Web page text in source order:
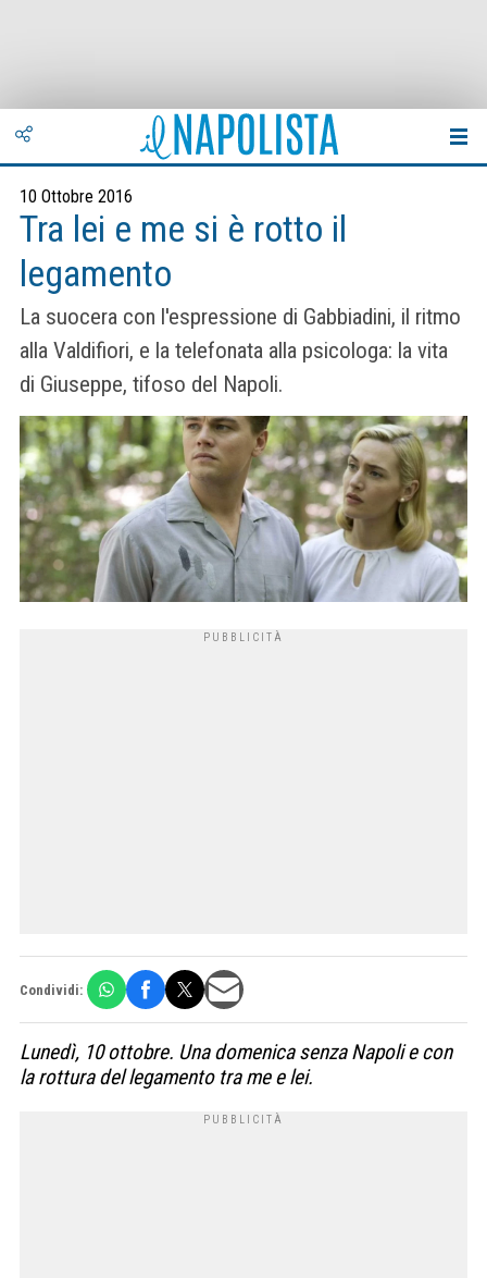
10 Ottobre 2016
Tra lei e me si è rotto il
legamento
La suocera con l'espressione di Gabbiadini, il ritmo
alla Valdifiori, e la telefonata alla psicologa: la vita
di Giuseppe, tifoso del Napoli.
Condividi:
Lunedì, 10 ottobre. Una domenica senza Napoli e con
la rottura del legamento tra me e lei.